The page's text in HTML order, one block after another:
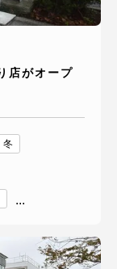
店がオープ
冬
...